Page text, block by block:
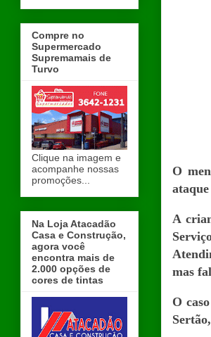
O
A
mas
O
Compre no
Supermercado
Supremamais de
Turvo
Clique na imagem e
acompanhe nossas
promoções...
Na Loja Atacadão
Casa e Construção,
agora você
encontra mais de
2.000 opções de
cores de tintas